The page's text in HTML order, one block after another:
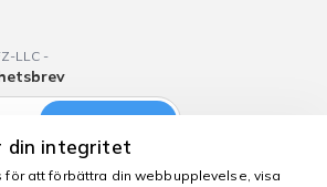
LLC -
Prenumerera
din integritet
för att förbättra din webbupplevelse, visa